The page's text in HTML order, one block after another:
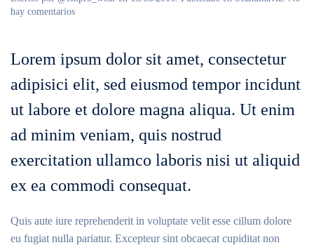
hay comentariosen
to
Iceland
Lorem ipsum dolor sit amet, consectetur
adipisici elit, sed eiusmod tempor incidunt
ut labore et dolore magna aliqua. Ut enim
ad minim veniam, quis nostrud
exercitation ullamco laboris nisi ut aliquid
ex ea commodi consequat.
Quis aute iure reprehenderit in voluptate velit esse cillum dolore
eu fugiat nulla pariatur. Excepteur sint obcaecat cupiditat non